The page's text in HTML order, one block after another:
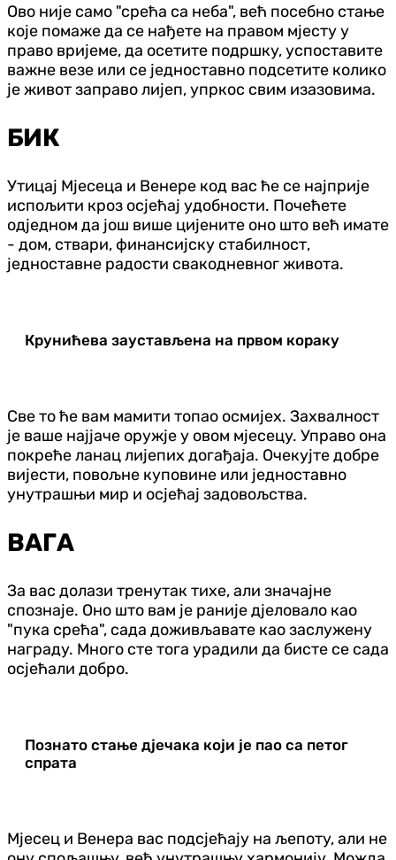
Ово није само "срећа са неба", већ посебно стање
које помаже да се нађете на правом мјесту у
право вријеме, да осетите подршку, успоставите
важне везе или се једноставно подсетите колико
је живот заправо лијеп, упркос свим изазовима.
БИК
Утицај Мјесеца и Венере код вас ће се најприје
испољити кроз осјећај удобности. Почећете
одједном да још више цијените оно што већ имате
- дом, ствари, финансијску стабилност,
једноставне радости свакодневног живота.
Крунићева заустављена на првом кораку
Све то ће вам мамити топао осмијех. Захвалност
је ваше најјаче оружје у овом мјесецу. Управо она
покреће ланац лијепих догађаја. Очекујте добре
вијести, повољне куповине или једноставно
унутрашњи мир и осјећај задовољства.
ВАГА
За вас долази тренутак тихе, али значајне
спознаје. Оно што вам је раније дјеловало као
"пука срећа", сада доживљавате као заслужену
награду. Много сте тога урадили да бисте се сада
осјећали добро.
Познато стање дјечака који је пао са петог
спрата
Мјесец и Венера вас подсјећају на љепоту, али не